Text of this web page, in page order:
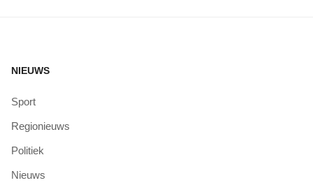
NIEUWS
Sport
Regionieuws
Politiek
Nieuws